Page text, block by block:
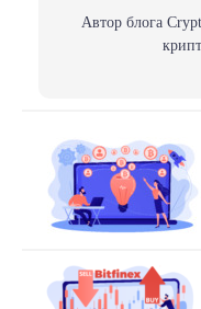
Автор блога
Навигация
по
записям